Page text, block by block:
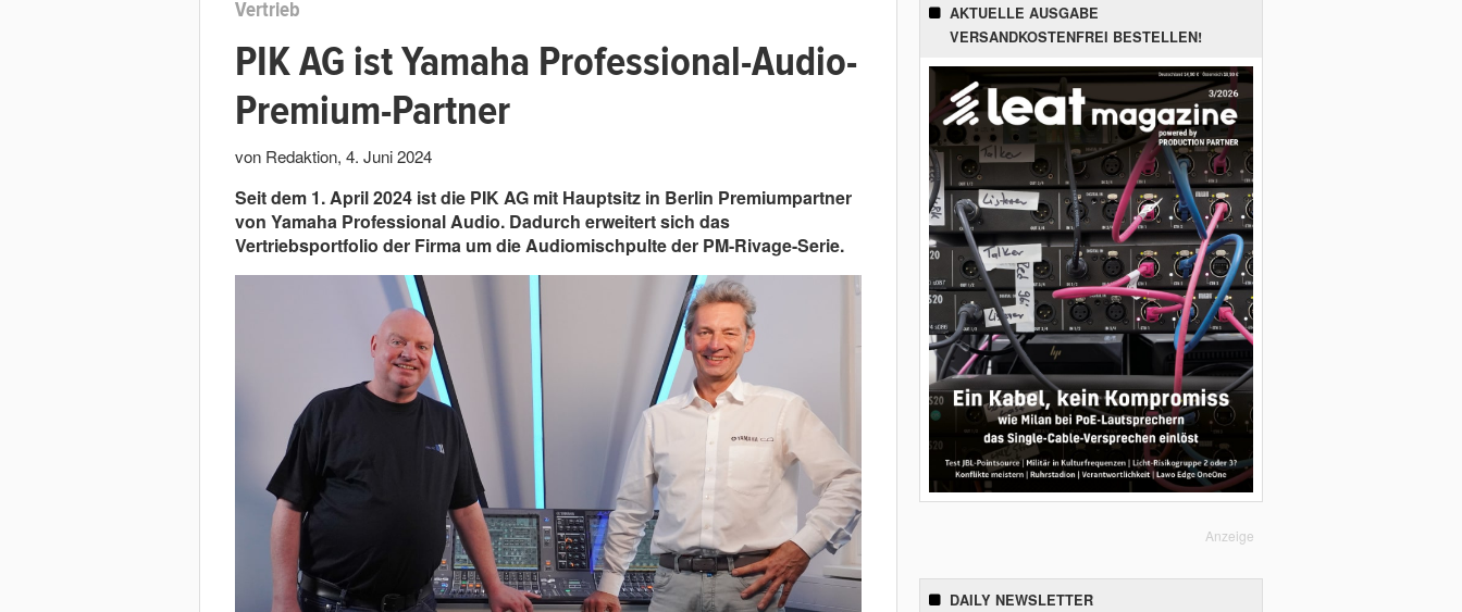
Vertrieb
PIK AG ist Yamaha Professional-Audio-
Premium-Partner
von Redaktion, 4. Juni 2024
Seit dem 1. April 2024 ist die PIK AG mit Hauptsitz in Berlin Premiumpartner
von Yamaha Professional Audio. Dadurch erweitert sich das
Vertriebsportfolio der Firma um die Audiomischpulte der PM-Rivage-Serie.
AKTUELLE AUSGABE
VERSANDKOSTENFREI BESTELLEN!
Anzeige
DAILY NEWSLETTER